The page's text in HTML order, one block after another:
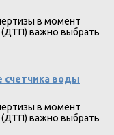
в момент
важно выбрать
счетчика воды
в момент
важно выбрать